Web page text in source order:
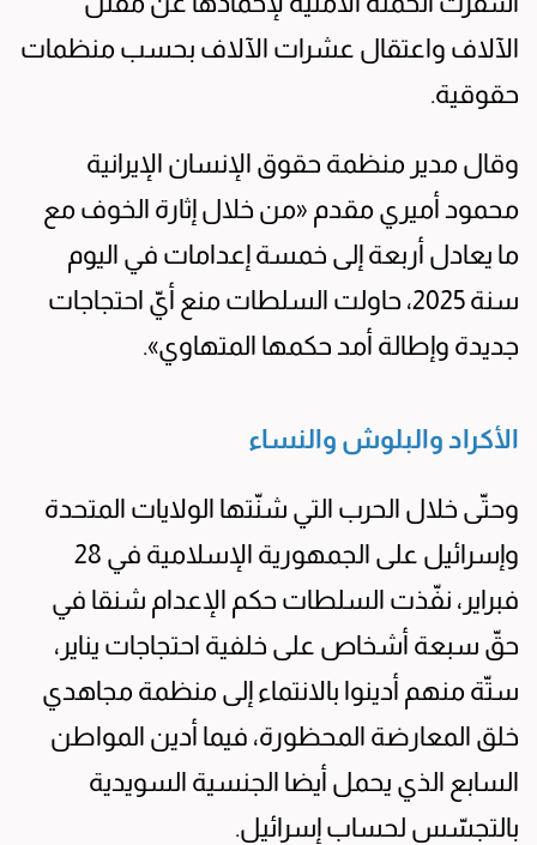
الآلاف واعتقال عشرات الآلاف بحسب منظمات
حقوقية.
وقال مدير منظمة حقوق الإنسان الإيرانية
محمود أميري مقدم «من خلال إثارة الخوف مع
ما يعادل أربعة إلى خمسة إعدامات في اليوم
سنة 2025، حاولت السلطات منع أيّ احتجاجات
جديدة وإطالة أمد حكمها المتهاوي».
الأكراد والبلوش والنساء
وحتّى خلال الحرب التي شنّتها الولايات المتحدة
وإسرائيل على الجمهورية الإسلامية في 28
فبراير، نفّذت السلطات حكم الإعدام شنقا في
حقّ سبعة أشخاص على خلفية احتجاجات يناير،
ستّة منهم أدينوا بالانتماء إلى منظمة مجاهدي
خلق المعارضة المحظورة، فيما أدين المواطن
السابع الذي يحمل أيضا الجنسية السويدية
بالتجسّس لحساب إسرائيل.